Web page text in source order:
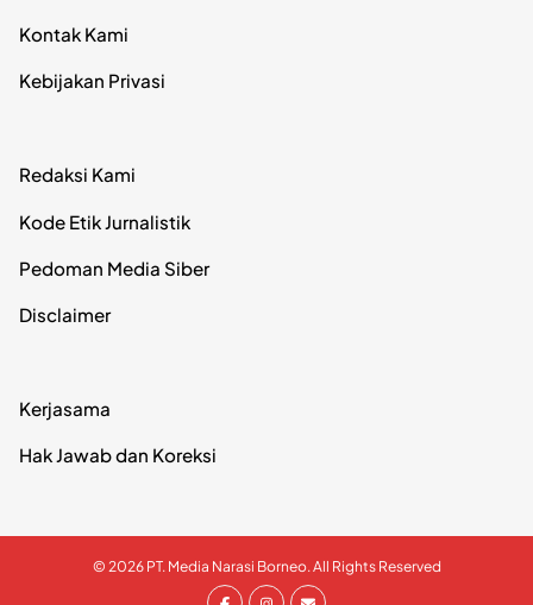
Kontak Kami
Kebijakan Privasi
Redaksi Kami
Kode Etik Jurnalistik
Pedoman Media Siber
Disclaimer
Kerjasama
Hak Jawab dan Koreksi
© 2026 PT. Media Narasi Borneo. All Rights Reserved